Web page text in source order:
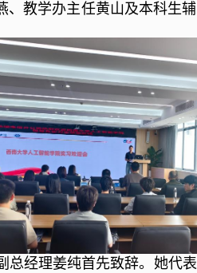
、教学办主任黄山及本科生
总经理姜纯首先致辞。她代